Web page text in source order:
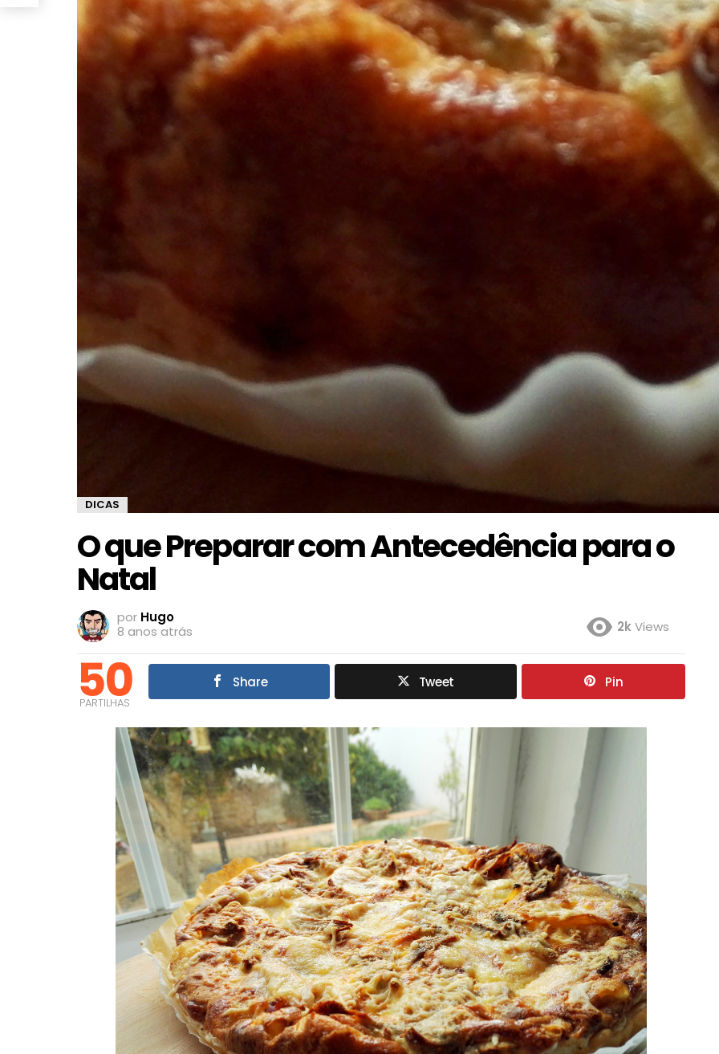
DICAS
O que Preparar com Antecedência para o
Natal
por Hugo
8 anos atrás
2kViews
50
PARTILHAS
Share Tweet Pin